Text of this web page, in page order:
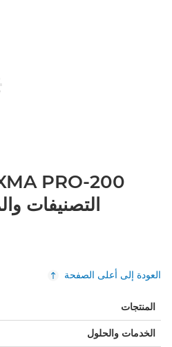
PRO-200
التصنيفات
العودة إلى أعلى الصفحة
المنتجات
الخدمات والحلول